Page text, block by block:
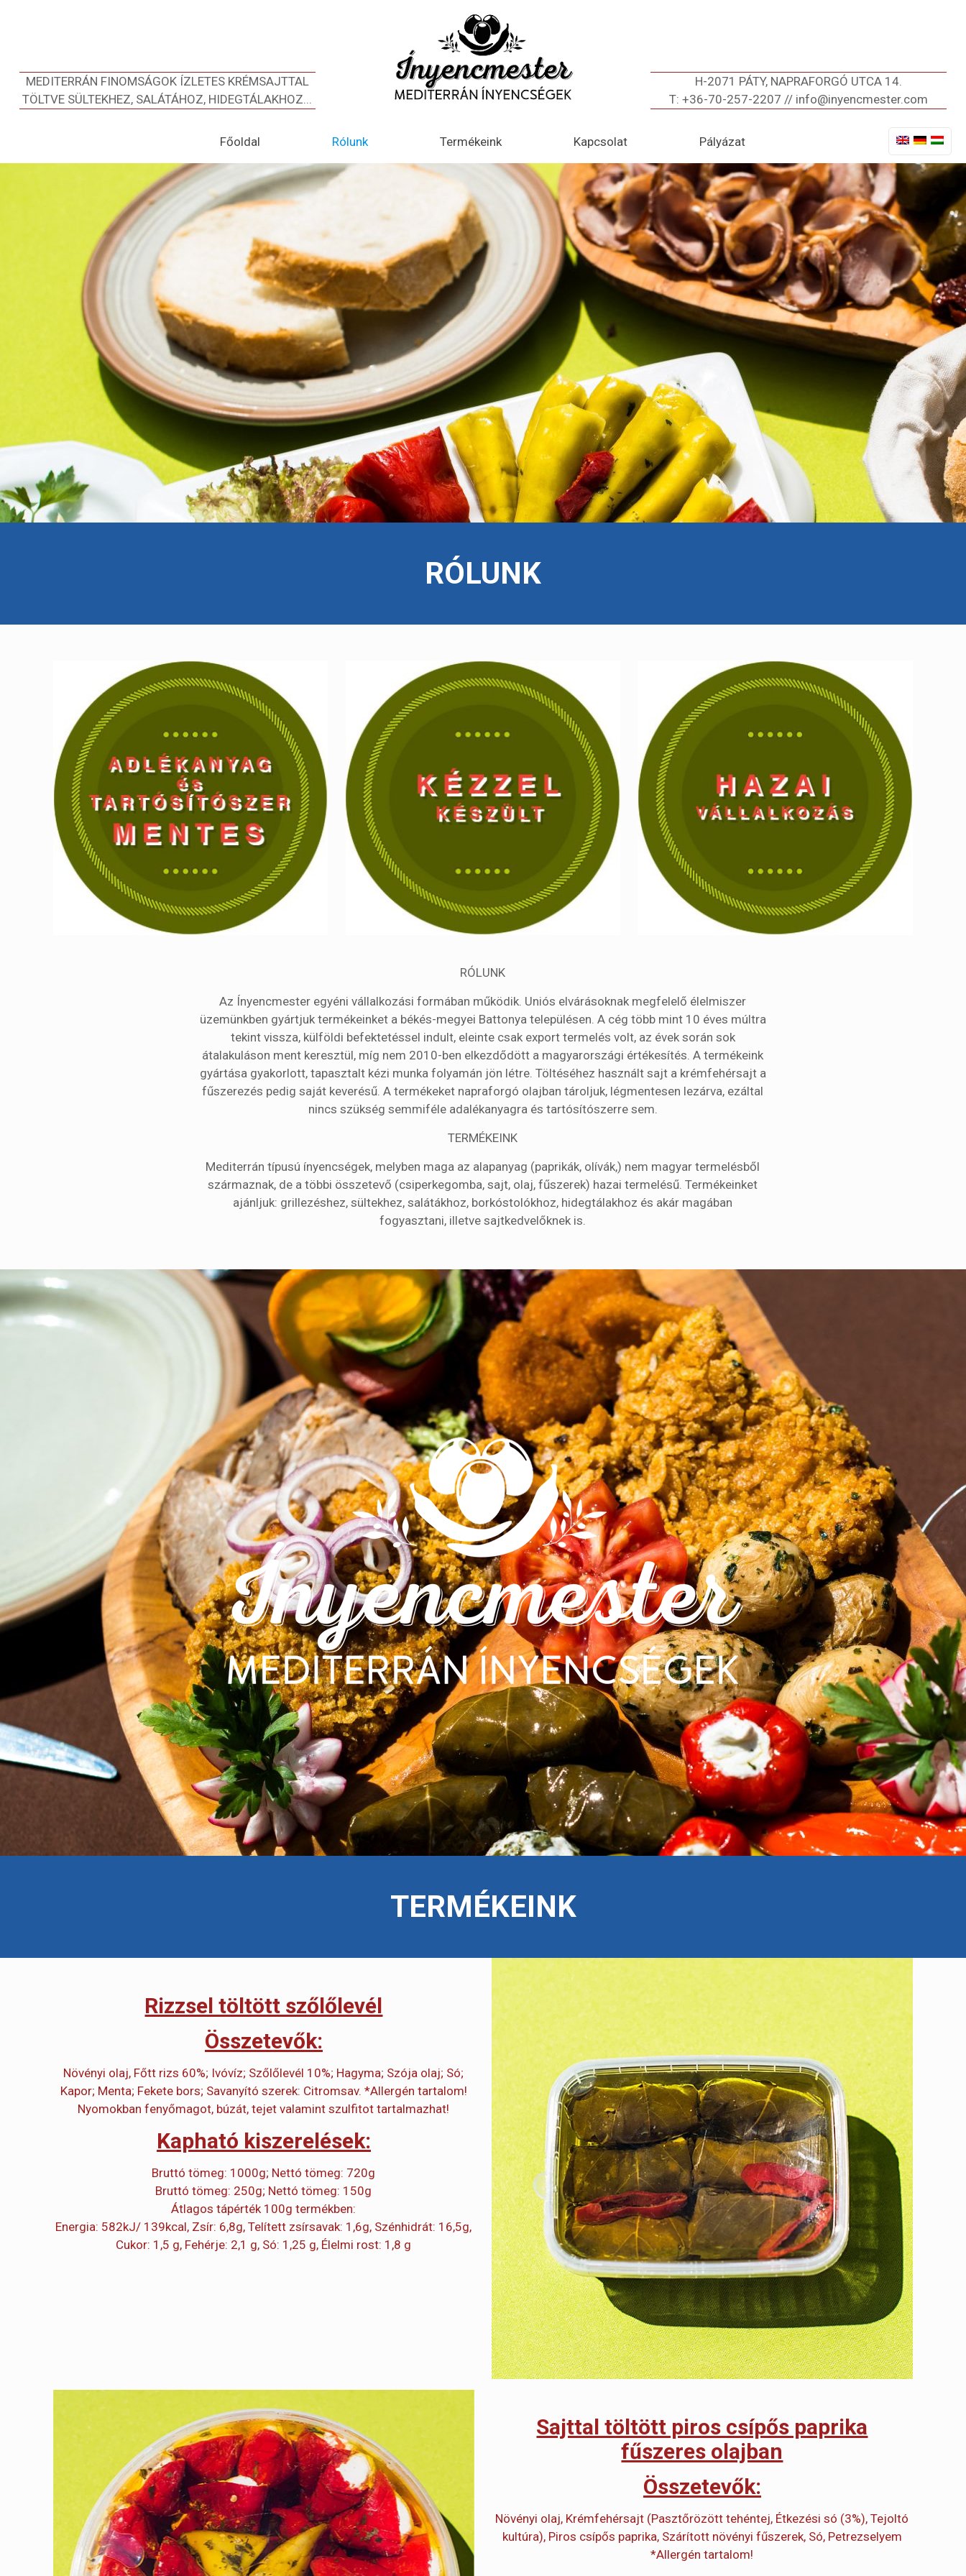
MEDITERRÁN FINOMSÁGOK ÍZLETES KRÉMSAJTTAL
TÖLTVE SÜLTEKHEZ, SALÁTÁHOZ, HIDEGTÁLAKHOZ...
H-2071 PÁTY, NAPRAFORGÓ UTCA 14.
T: +36-70-257-2207 // info@inyencmester.com
Főoldal Rólunk Termékeink Kapcsolat Pályázat
RÓLUNK
RÓLUNK
Az Ínyencmester egyéni vállalkozási formában működik. Uniós elvárásoknak megfelelő élelmiszer
üzemünkben gyártjuk termékeinket a békés-megyei Battonya településen. A cég több mint 10 éves múltra
tekint vissza, külföldi befektetéssel indult, eleinte csak export termelés volt, az évek során sok
átalakuláson ment keresztül, míg nem 2010-ben elkezdődött a magyarországi értékesítés. A termékeink
gyártása gyakorlott, tapasztalt kézi munka folyamán jön létre. Töltéséhez használt sajt a krémfehérsajt a
fűszerezés pedig saját keverésű. A termékeket napraforgó olajban tároljuk, légmentesen lezárva, ezáltal
nincs szükség semmiféle adalékanyagra és tartósítószerre sem.
TERMÉKEINK
Mediterrán típusú ínyencségek, melyben maga az alapanyag (paprikák, olívák,) nem magyar termelésből
származnak, de a többi összetevő (csiperkegomba, sajt, olaj, fűszerek) hazai termelésű. Termékeinket
ajánljuk: grillezéshez, sültekhez, salátákhoz, borkóstolókhoz, hidegtálakhoz és akár magában
fogyasztani, illetve sajtkedvelőknek is.
TERMÉKEINK
Rizzsel töltött szőlőlevél
Összetevők:
Növényi olaj, Főtt rizs 60%; Ivóvíz; Szőlőlevél 10%; Hagyma; Szója olaj; Só;
Kapor; Menta; Fekete bors; Savanyító szerek: Citromsav. *Allergén tartalom!
Nyomokban fenyőmagot, búzát, tejet valamint szulfitot tartalmazhat!
​Kapható kiszerelések:
Bruttó tömeg: 1000g; Nettó tömeg: 720g
Bruttó tömeg: 250g; Nettó tömeg: 150g
Átlagos tápérték 100g termékben:
Energia: 582kJ/ 139kcal, Zsír: 6,8g, Telített zsírsavak: 1,6g, Szénhidrát: 16,5g,
Cukor: 1,5 g, Fehérje: 2,1 g, Só: 1,25 g, Élelmi rost: 1,8 g
Sajttal töltött piros csípős paprika
fűszeres olajban
Összetevők:
Növényi olaj, Krémfehérsajt (Pasztőrözött tehéntej, Étkezési só (3%), Tejoltó
kultúra), Piros csípős paprika, Szárított növényi fűszerek, Só, Petrezselyem
*Allergén tartalom!​